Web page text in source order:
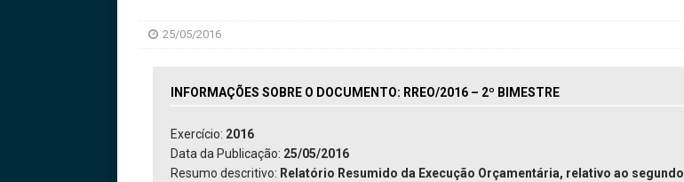
25/05/2016
INFORMAÇÕES SOBRE O DOCUMENTO: RREO/2016 – 2º BIMESTRE
Exercício: 2016
Data da Publicação: 25/05/2016
Resumo descritivo: Relatório Resumido da Execução Orçamentária, relativo ao segundo